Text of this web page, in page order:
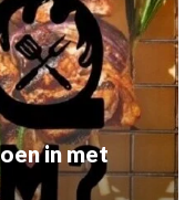
in met